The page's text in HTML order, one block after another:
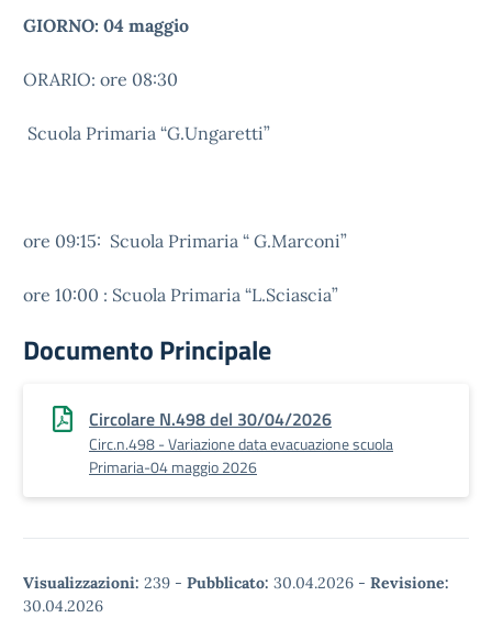
GIORNO: 04 maggio
ORARIO: ore 08:30
Scuola Primaria “G.Ungaretti”
ore 09:15: Scuola Primaria “ G.Marconi”
ore 10:00 : Scuola Primaria “L.Sciascia”
Documento Principale
Circolare N.498 del 30/04/2026
Circ.n.498 - Variazione data evacuazione scuola
Primaria-04 maggio 2026
Visualizzazioni: 239 - Pubblicato: 30.04.2026 - Revisione:
30.04.2026